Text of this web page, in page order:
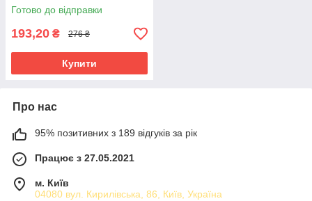
Готово до відправки
193,20 ₴ 276 ₴
Купити
Про нас
95% позитивних з 189 відгуків за рік
Працює з 27.05.2021
м. Київ
04080 вул. Кирилівська, 86, Київ, Україна